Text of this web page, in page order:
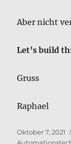
Aber nicht
Let’s build
Gruss
Raphael
Veröffentlicht
am
Oktober 7, 2021